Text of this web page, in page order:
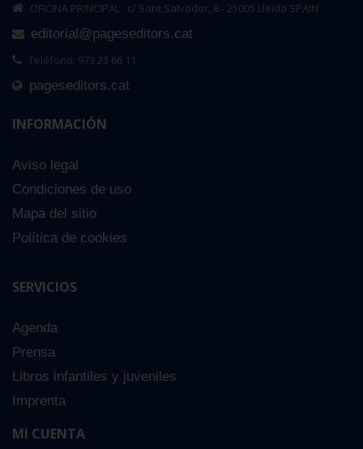
OFICINA PRINCIPAL : c/ Sant Salvador, 8 - 25005 Lleida SPAIN
editorial@pageseditors.cat
Teléfono: 973 23 66 11
pageseditors.cat
INFORMACIÓN
Aviso legal
Condiciones de uso
Mapa del sitio
Política de cookies
SERVICIOS
Agenda
Prensa
Libros infantiles y juveniles
Imprenta
MI CUENTA